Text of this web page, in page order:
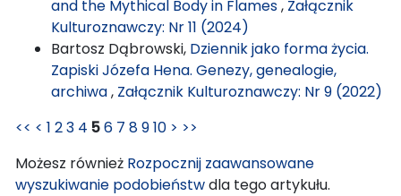
and the Mythical Body in Flames, Załącznik
Kulturoznawczy: Nr 11 (2024)
Bartosz Dąbrowski, Dziennik jako forma życia.
Zapiski Józefa Hena. Genezy, genealogie,
archiwa, Załącznik Kulturoznawczy: Nr 9 (2022)
<< < 1 23 4 56 7 8910 > >>
Możesz również Rozpocznij zaawansowane
wyszukiwanie podobieństwdla tego artykułu.